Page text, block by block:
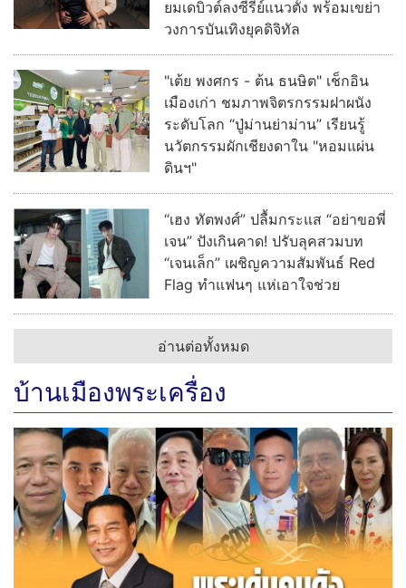
“เฮง ทัตพงศ์” ปลื้มกระแส “อย่าขอพี่
เจน” ปังเกินคาด! ปรับลุคสวมบท
Flag ทำแฟนๆ แห่เอาใจช่วย
อ่านต่อทั้งหมด
บ้านเมืองพระเครื่อง
พระเด่นคนดังบ้านเมือง (9 ส.ค.69)
"สุนันท์ ตาปสนันท์" หนึ่งในมือ
บริหาร น.ส.พ.บ้านเมือง จากไป "ทิ้ง
ไว้แต่คุณงามความดี 44 ปีแห่งความ
ทรงจำ"